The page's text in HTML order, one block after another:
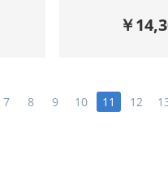
￥
7 8 9 10 11 12